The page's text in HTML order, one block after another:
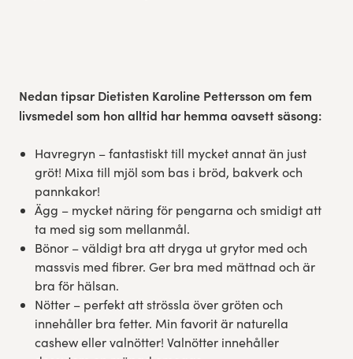
Nedan tipsar Dietisten Karoline Pettersson om fem
livsmedel som hon alltid har hemma oavsett säsong:
Havregryn – fantastiskt till mycket annat än just
gröt! Mixa till mjöl som bas i bröd, bakverk och
pannkakor!
Ägg – mycket näring för pengarna och smidigt att
ta med sig som mellanmål.
Bönor – väldigt bra att dryga ut grytor med och
massvis med fibrer. Ger bra med mättnad och är
bra för hälsan.
Nötter – perfekt att strössla över gröten och
innehåller bra fetter. Min favorit är naturella
cashew eller valnötter! Valnötter innehåller
Göteborgsvarvets historia
Funktionär/Volontär